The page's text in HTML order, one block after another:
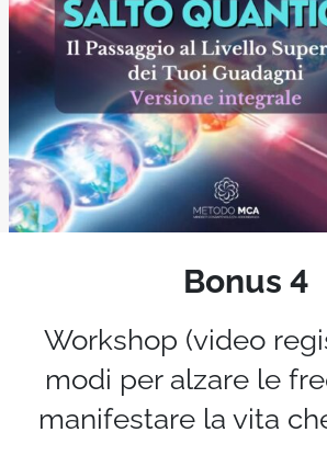
Bonus 4
Workshop (video
modi per alzare le
manifestare la vita